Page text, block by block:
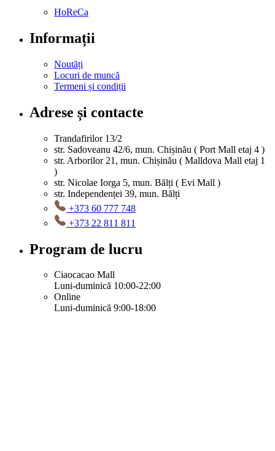
HoReCa
Informații
Noutăți
Locuri de muncă
Termeni și condiții
Adrese și contacte
Trandafirilor 13/2
str. Sadoveanu 42/6, mun. Chișinău ( Port Mall etaj 4 )
str. Arborilor 21, mun. Chișinău ( Malldova Mall etaj 1
)
str. Nicolae Iorga 5, mun. Bălți ( Evi Mall )
str. Independenței 39, mun. Bălți
+373 60 777 748
+373 22 811 811
Program de lucru
Ciaocacao Mall
Luni-duminică 10:00-22:00
Online
Luni-duminică 9:00-18:00